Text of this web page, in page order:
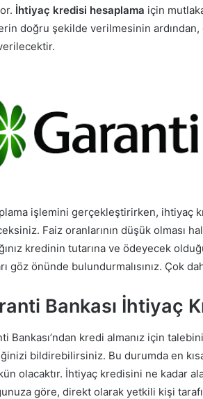
İhtiyaç kredisi hesaplama için
doğru şekilde verilmesinin ardından,
işlemini gerçekleştirirken, ihtiyaç
Faiz oranlarının düşük olması
kredinin tutarına ve ödeyecek
göz önünde bulundurmalısınız. Çok
Bankası İhtiyaç
Bankası’ndan kredi almanız için
bildirebilirsiniz. Bu durumda en
olacaktır. İhtiyaç kredisini ne kadar
göre, direkt olarak yetkili kişi